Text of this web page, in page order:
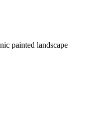
painted landscape